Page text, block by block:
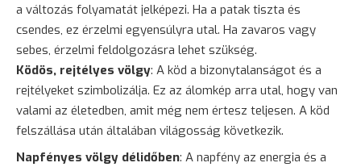
a változás folyamatát jelképezi. Ha a patak tiszta és
csendes, ez érzelmi egyensúlyra utal. Ha zavaros vagy
sebes, érzelmi feldolgozásra lehet szükség.
Ködös, rejtélyes völgy: A köd a bizonytalanságot és a
rejtélyeket szimbolizálja. Ez az álomkép arra utal, hogy van
valami az életedben, amit még nem értesz teljesen. A köd
felszállása után általában világosság következik.
Napfényes völgy délidőben: A napfény az energia és a